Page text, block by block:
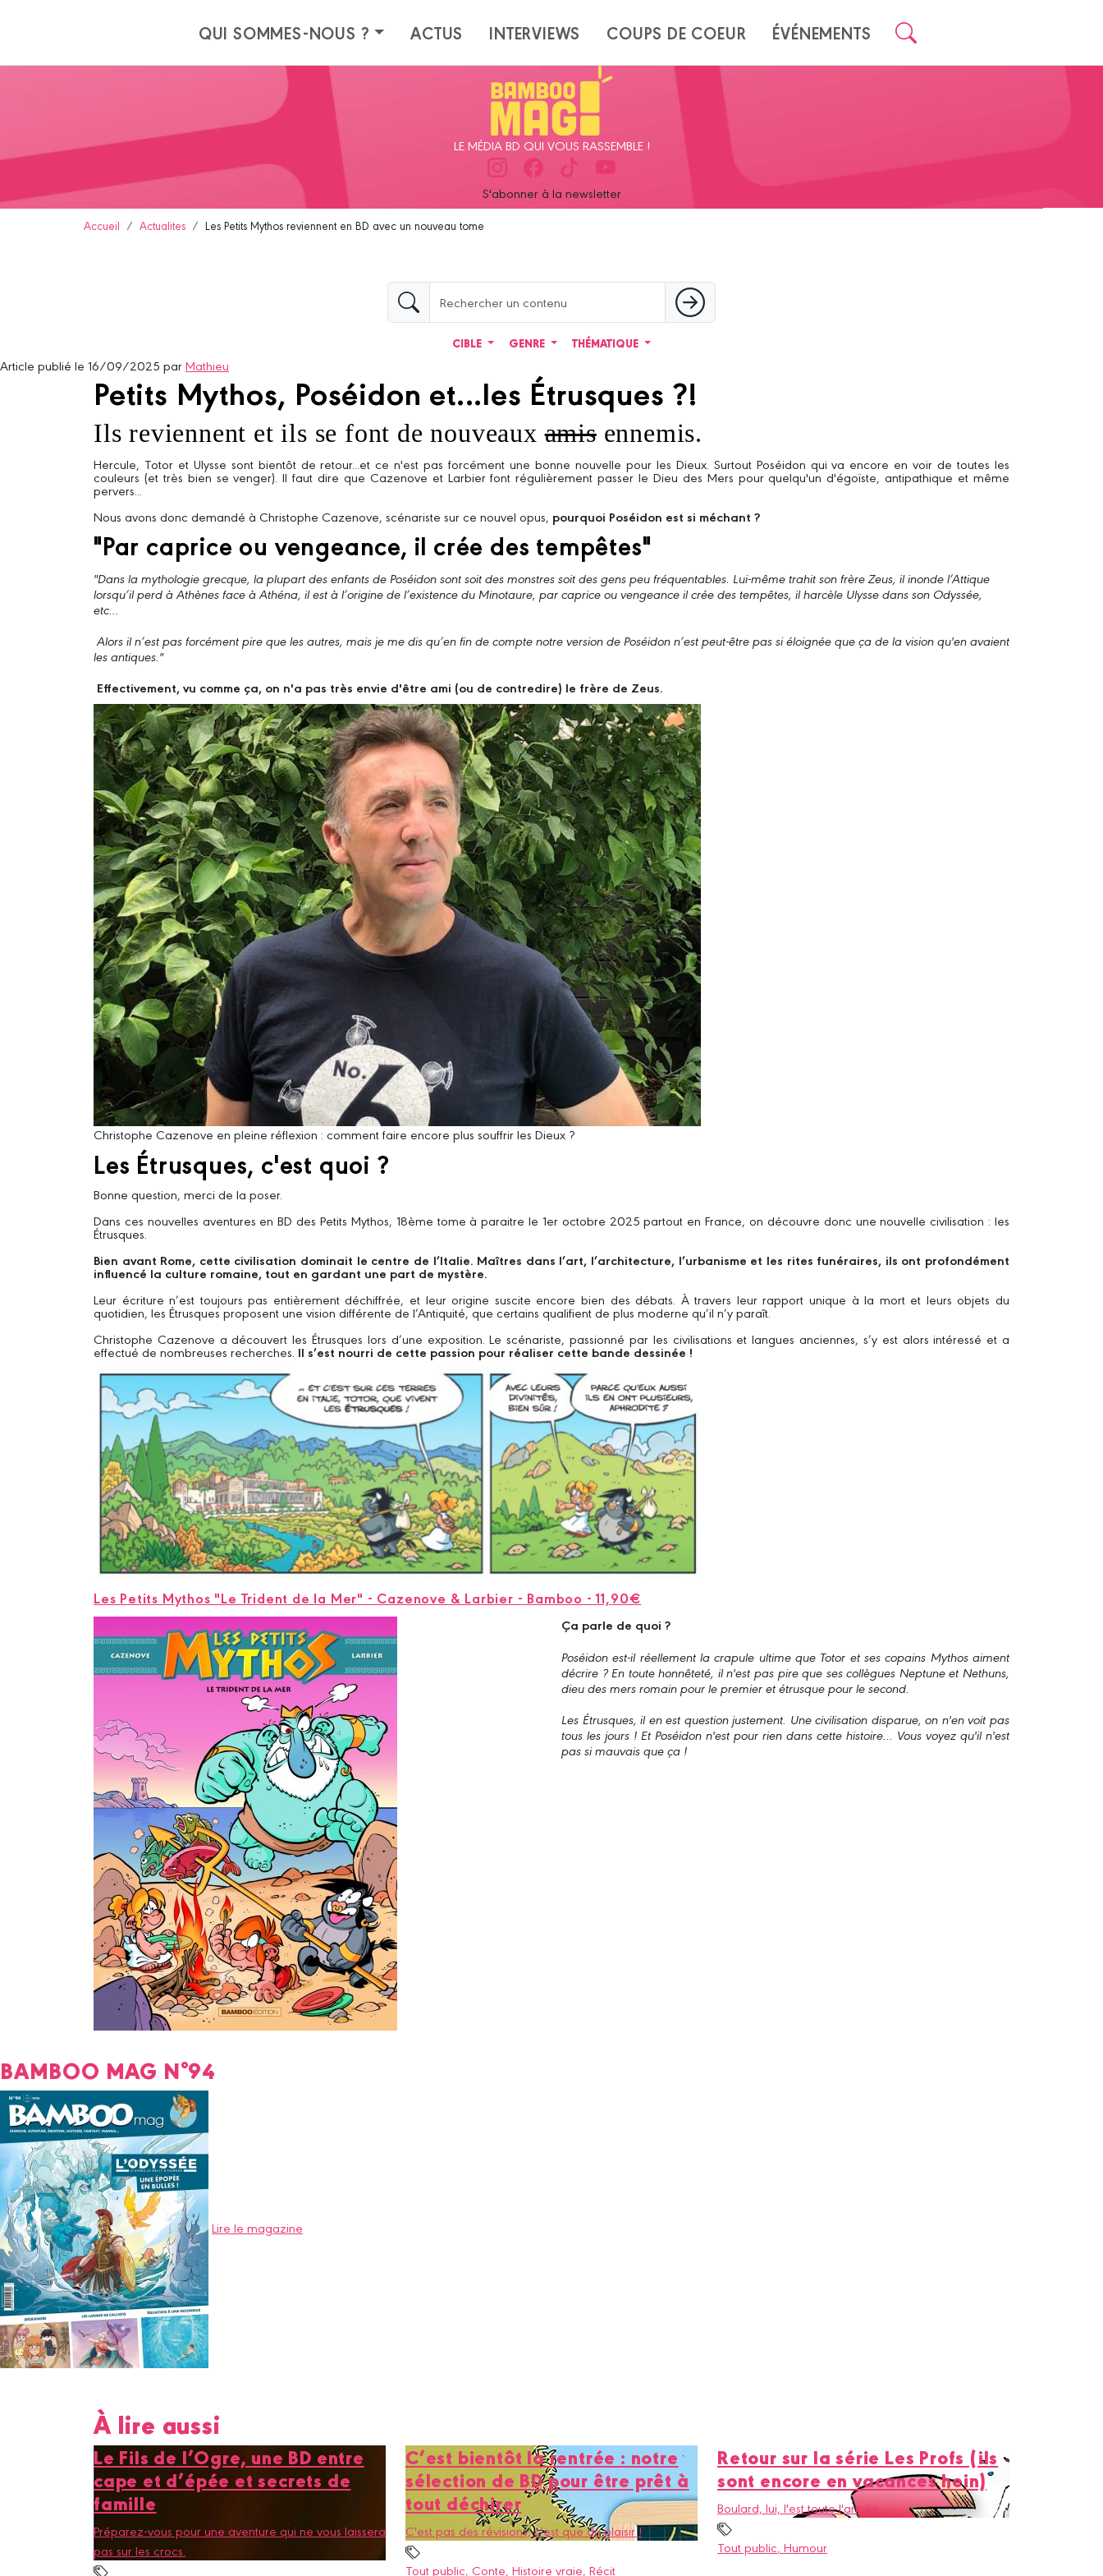
QUI SOMMES-NOUS ? ACTUS INTERVIEWS COUPS DE COEUR ÉVÉNEMENTS
LE MÉDIA BD QUI VOUS RASSEMBLE !
S'abonner à la newsletter
Accueil Actualites Les Petits Mythos reviennent en BD avec un nouveau tome
CIBLE GENRE THÉMATIQUE
Article publié le 16/09/2025 parMathieu
Petits Mythos, Poséidon et...les Étrusques ?!
Ils reviennent et ils se font de nouveauxamisennemis.
Hercule, Totor et Ulysse sont bientôt de retour...et ce n'est pas forcément une bonne nouvelle pour les Dieux. Surtout Poséidon qui va encore en voir de toutes les
couleurs (et très bien se venger). Il faut dire que Cazenove et Larbier font régulièrement passer le Dieu des Mers pour quelqu'un d'égoïste, antipathique et même
pervers...
Nous avons donc demandé à Christophe Cazenove, scénariste sur ce nouvel opus, pourquoi Poséidon est si méchant ?
"Par caprice ou vengeance, il crée des tempêtes"
"Dans la mythologie grecque, la plupart des enfants de Poséidon sont soit des monstres soit des gens peu fréquentables. Lui-même trahit son frère Zeus, il inonde l’Attique
lorsqu’il perd à Athènes face à Athéna, il est à l’origine de l’existence du Minotaure, par caprice ou vengeance il crée des tempêtes, il harcèle Ulysse dans son Odyssée,
etc...
Alors il n’est pas forcément pire que les autres, mais je me dis qu’en fin de compte notre version de Poséidon n’est peut-être pas si éloignée que ça de la vision qu'en avaient
les antiques."
Effectivement, vu comme ça, on n'a pas très envie d'être ami (ou de contredire) le frère de Zeus.
Christophe Cazenove en pleine réflexion : comment faire encore plus souffrir les Dieux ?
Les Étrusques, c'est quoi ?
Bonne question, merci de la poser.
Dans ces nouvelles aventures en BD des Petits Mythos, 18ème tome à paraitre le 1er octobre 2025 partout en France, on découvre donc une nouvelle civilisation : les
Étrusques.
Bien avant Rome, cette civilisation dominait le centre de l’Italie. Maîtres dans l’art, l’architecture, l’urbanisme et les rites funéraires, ils ont profondément
influencé la culture romaine, tout en gardant une part de mystère.
Leur écriture n’est toujours pas entièrement déchiffrée, et leur origine suscite encore bien des débats. À travers leur rapport unique à la mort et leurs objets du
quotidien, les Étrusques proposent une vision différente de l’Antiquité, que certains qualifient de plus moderne qu’il n’y paraît.
Christophe Cazenove a découvert les Étrusques lors d’une exposition. Le scénariste, passionné par les civilisations et langues anciennes, s’y est alors intéressé et a
effectué de nombreuses recherches. Il s’est nourri de cette passion pour réaliser cette bande dessinée !
Les Petits Mythos "Le Trident de la Mer" - Cazenove & Larbier - Bamboo - 11,90€
Ça parle de quoi ?
Poséidon est-il réellement la crapule ultime que Totor et ses copains Mythos aiment
décrire ? En toute honnêteté, il n'est pas pire que ses collègues Neptune et Nethuns,
dieu des mers romain pour le premier et étrusque pour le second.
Les Étrusques, il en est question justement. Une civilisation disparue, on n'en voit pas
tous les jours ! Et Poséidon n'est pour rien dans cette histoire... Vous voyez qu'il n'est
pas si mauvais que ça !
BAMBOO MAG N°94
Lire le magazine
À lire aussi
Le Fils de l’Ogre, une BD entre
cape et d’épée et secrets de
famille
Préparez-vous pour une aventure qui ne vous laissera
pas sur les crocs.
C’est bientôt la rentrée : notre
sélection de BD pour être prêt à
tout déchirer
C'est pas des révisions, c'est que du plaisir !
Tout public, Conte, Histoire vraie, Récit
Retour sur la série Les Profs (ils
sont encore en vacances hein)
Boulard, lui, l'est toute l'année.
Tout public, Humour